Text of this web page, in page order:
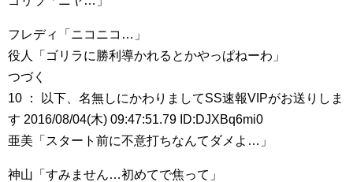
フレディ「ニコニコ…」
役人「ゴリラに勝利導かれるとかやっぱねーわ」
つづく
10 ： 以下、名無しにかわりましてSS速報VIPがお送りしま
す 2016/08/04(木) 09:47:51.79 ID:DJXBq6mi0
亜美「スタート前に不意打ちなんてダメよ…」
神山「すみません…初めてで焦って」